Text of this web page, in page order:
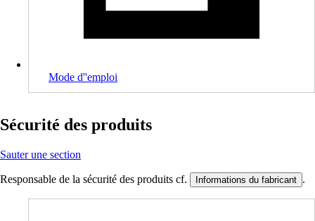
Mode d''emploi
Sécurité des produits
Sauter une section
Responsable de la sécurité des produits cf. Informations du fabricant .